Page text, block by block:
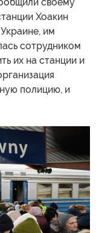
Хоакин
им
сотрудником
их на станции и
полицию, и